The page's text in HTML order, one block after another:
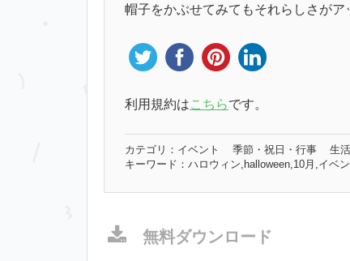
帽子をかぶせてみてもそれらしさがア
利用規約はこちらです。
カテゴリ： イベント 季節・祝日・行事
生活
キーワード： ハロウィン,halloween,10月,イベ
無料ダウンロード